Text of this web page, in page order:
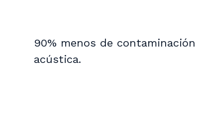
90% menos de contaminación
acústica.